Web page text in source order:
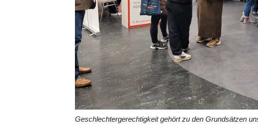
Geschlechtergerechtigkeit gehört zu den Grundsätzen